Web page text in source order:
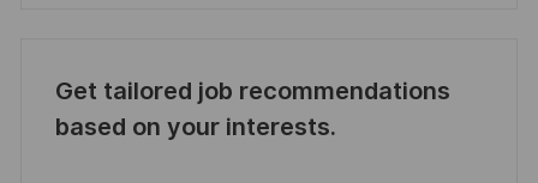
Get tailored job recommendations
based on your interests.